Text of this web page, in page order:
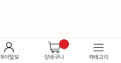
마이털보 장바구니 카테고리